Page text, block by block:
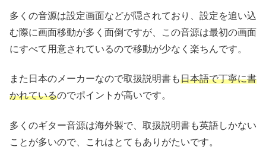
多くの音源は設定画面などが隠されており、設定を追い込
む際に画面移動が多く面倒ですが、この音源は最初の画面
にすべて用意されているので移動が少なく楽ちんです。
また日本のメーカーなので取扱説明書も日本語で丁寧に書
かれているのでポイントが高いです。
多くのギター音源は海外製で、取扱説明書も英語しかない
ことが多いので、これはとてもありがたいです。